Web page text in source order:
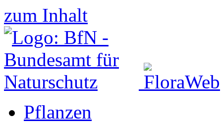
zum Inhalt
Pflanzen